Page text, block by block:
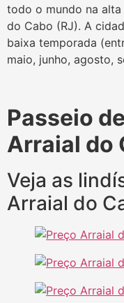
todo o mundo na
do Cabo (RJ). A
baixa temporada
maio, junho, agosto,
Passeio
Arraial do
Veja as
Arraial do